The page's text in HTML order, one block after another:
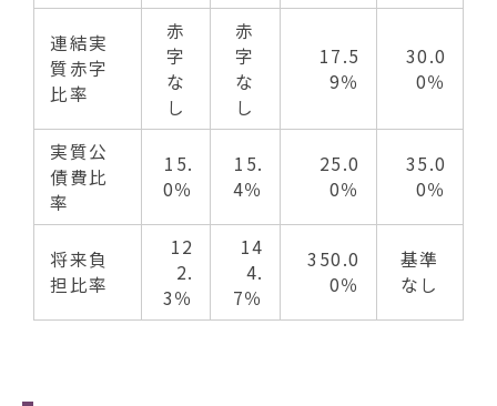
連結実
質赤字
比率
赤
字
な
し
赤
字
な
し
17.5
9％
30.0
0％
実質公
債費比
率
15.
0％
15.
4％
25.0
0％
35.0
0％
将来負
担比率
12
2.
3％
14
4.
7％
350.0
0％
基準
なし